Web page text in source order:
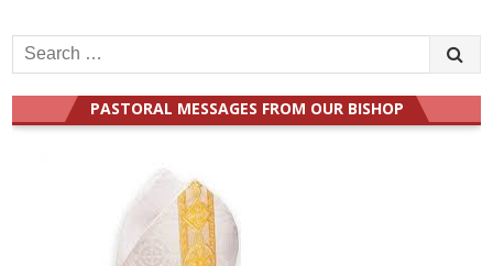
Search
for:
PASTORAL MESSAGES FROM OUR BISHOP